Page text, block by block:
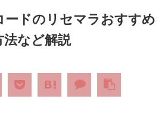
ードのリセマラおすすめ
法など解説